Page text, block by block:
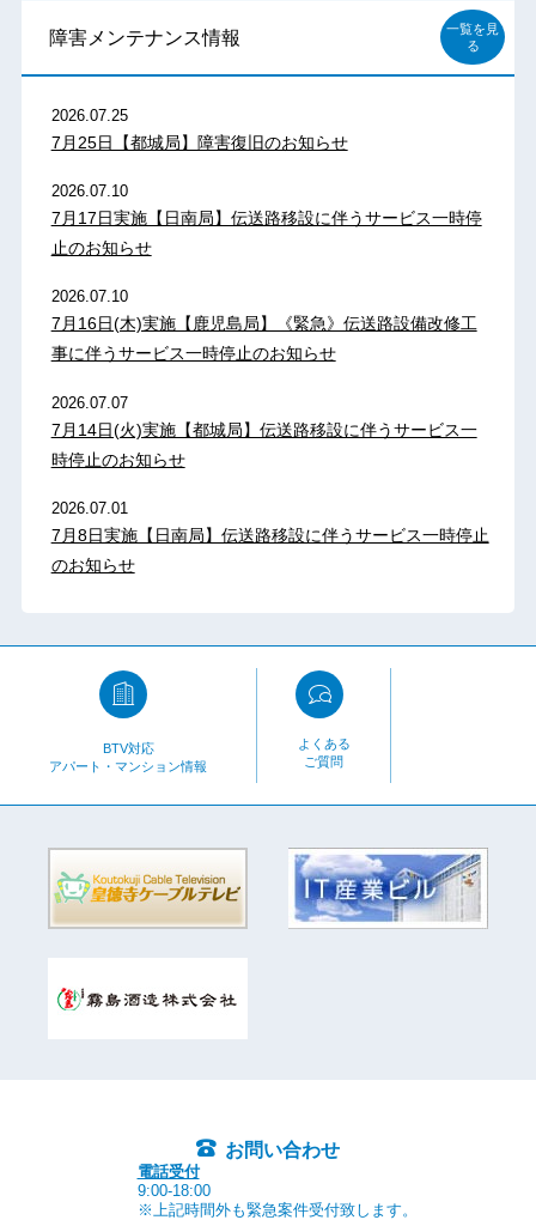
障害メンテナンス情報
一覧を見
る
2026.07.25
7月25日【都城局】障害復旧のお知らせ
2026.07.10
7月17日実施【日南局】伝送路移設に伴うサービス一時停
止のお知らせ
2026.07.10
7月16日(木)実施【鹿児島局】《緊急》伝送路設備改修工
事に伴うサービス一時停止のお知らせ
2026.07.07
7月14日(火)実施【都城局】伝送路移設に伴うサービス一
時停止のお知らせ
2026.07.01
7月8日実施【日南局】伝送路移設に伴うサービス一時停止
のお知らせ
BTV対応
アパート・マンション情報
よくある
ご質問
お問い合わせ
電話受付
9:00-18:00
※上記時間外も緊急案件受付致します。